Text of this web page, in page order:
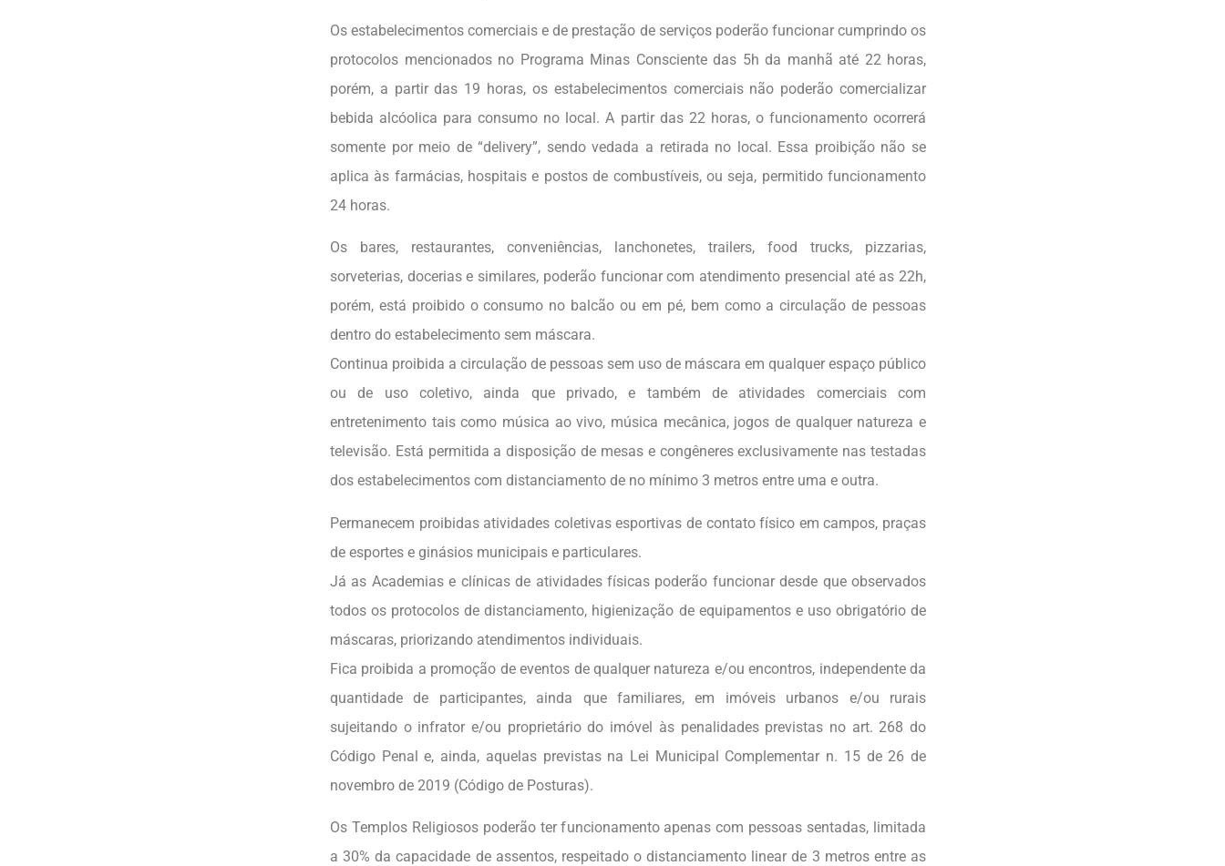
Os estabelecimentos comerciais e de prestação de serviços poderão funcionar cumprindo os
protocolos mencionados no Programa Minas Consciente das 5h da manhã até 22 horas,
porém, a partir das 19 horas, os estabelecimentos comerciais não poderão comercializar
bebida alcóolica para consumo no local. A partir das 22 horas, o funcionamento ocorrerá
somente por meio de “delivery”, sendo vedada a retirada no local. Essa proibição não se
aplica às farmácias, hospitais e postos de combustíveis, ou seja, permitido funcionamento
24 horas.
Os bares, restaurantes, conveniências, lanchonetes, trailers, food trucks, pizzarias,
sorveterias, docerias e similares, poderão funcionar com atendimento presencial até as 22h,
porém, está proibido o consumo no balcão ou em pé, bem como a circulação de pessoas
dentro do estabelecimento sem máscara.
Continua proibida a circulação de pessoas sem uso de máscara em qualquer espaço público
ou de uso coletivo, ainda que privado, e também de atividades comerciais com
entretenimento tais como música ao vivo, música mecânica, jogos de qualquer natureza e
televisão. Está permitida a disposição de mesas e congêneres exclusivamente nas testadas
dos estabelecimentos com distanciamento de no mínimo 3 metros entre uma e outra.
Permanecem proibidas atividades coletivas esportivas de contato físico em campos, praças
de esportes e ginásios municipais e particulares.
Já as Academias e clínicas de atividades físicas poderão funcionar desde que observados
todos os protocolos de distanciamento, higienização de equipamentos e uso obrigatório de
máscaras, priorizando atendimentos individuais.
Fica proibida a promoção de eventos de qualquer natureza e/ou encontros, independente da
quantidade de participantes, ainda que familiares, em imóveis urbanos e/ou rurais
sujeitando o infrator e/ou proprietário do imóvel às penalidades previstas no art. 268 do
Código Penal e, ainda, aquelas previstas na Lei Municipal Complementar n. 15 de 26 de
novembro de 2019 (Código de Posturas).
Os Templos Religiosos poderão ter funcionamento apenas com pessoas sentadas, limitada
a 30% da capacidade de assentos, respeitado o distanciamento linear de 3 metros entre as